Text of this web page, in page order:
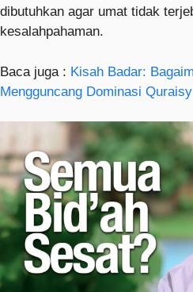
dibutuhkan agar umat tidak
kesalahpahaman.
Baca juga : Kisah Badar:
Mengguncang Dominasi Quraisy